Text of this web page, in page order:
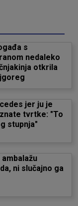
s
nedaleko
otkrila
jer ju je
tvrtke: "To
stupnja"
ni slučajno ga